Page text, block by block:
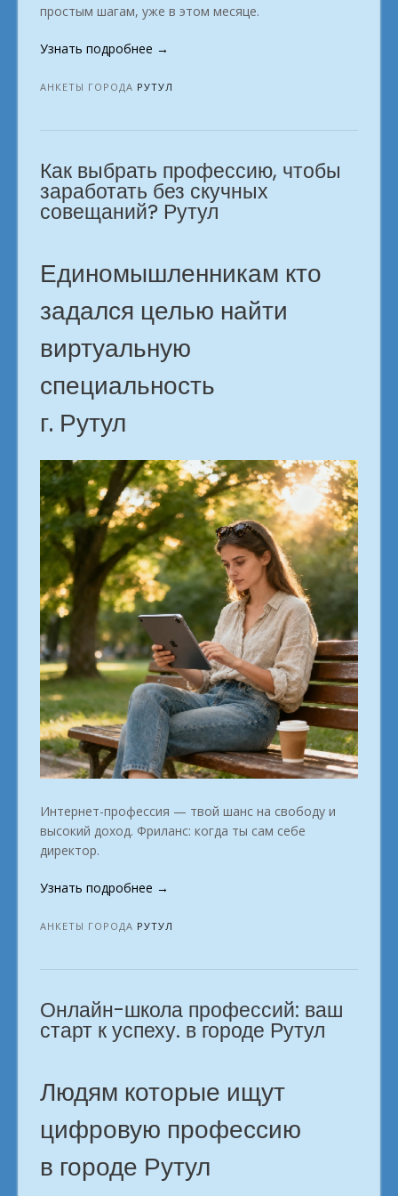
простым шагам, уже в этом месяце.
Узнать подробнее «Самые
онлайн-
г.
→
АНКЕТЫ ГОРОДА РУТУЛ
Как выбрать профессию, чтобы
заработать без скучных
совещаний? Рутул
Единомышленникам кто
задался целью найти
виртуальную
специальность
г. Рутул
Интернет-профессия — твой шанс на свободу и
высокий доход. Фриланс: когда ты сам себе
директор.
Узнать подробнее «Как
профессию,
заработать
скучных
совещаний?
Рутул»
→
АНКЕТЫ ГОРОДА РУТУЛ
Онлайн-школа профессий: ваш
старт к успеху. в городе Рутул
Людям которые ищут
цифровую профессию
в городе Рутул